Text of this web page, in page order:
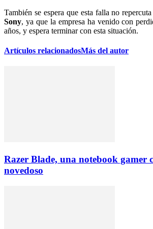
También se espera que esta falla no
Sony, ya que la empresa ha venido con
años, y espera terminar con esta situación.
Artículos relacionadosMás del autor
Razer Blade, una notebook gamer
novedoso